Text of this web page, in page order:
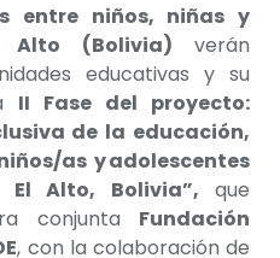
entre niños, niñas y
Alto (Bolivia) verán
educativas y su
II Fase del proyecto:
de la educación,
as y adolescentes
Alto, Bolivia”, que
conjunta Fundación
, con la colaboración de